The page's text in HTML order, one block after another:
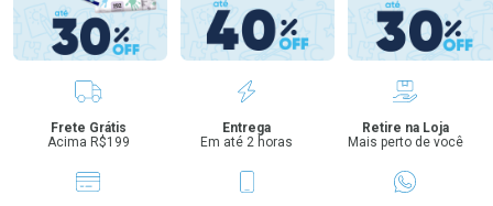
Benefícios
Frete Grátis
Acima R$199
Entrega
Em até 2 horas
Retire na Loja
Mais perto de você